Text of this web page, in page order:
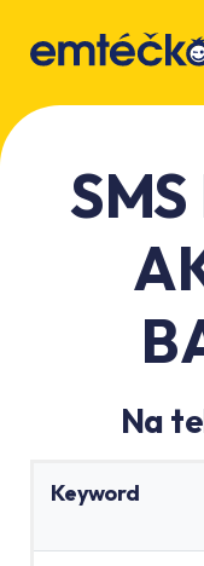
Na
Keyword